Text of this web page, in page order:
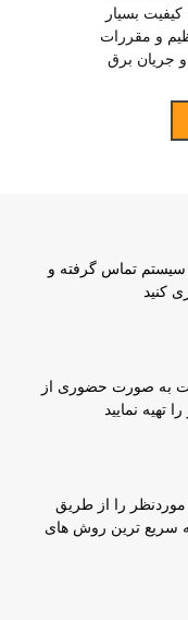
بسیار
و مقررات
10 گیگابایت و جریان برق
سیستم تماس گرفته و
کنید
به صورت حضوری از
تهیه نمایید
را از طریق
سریع ترین روش های